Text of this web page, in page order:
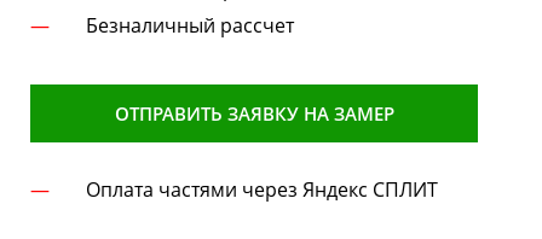
Безналичный рассчет
ОТПРАВИТЬ ЗАЯВКУ НА ЗАМЕР
Оплата частями через Яндекс СПЛИТ